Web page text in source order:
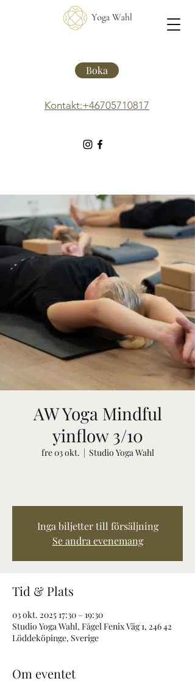
Boka
Kontakt:+46705710817
AW Yoga Mindful
yinflow 3/10
fre 03 okt.
  |
Studio Yoga Wahl
Inga biljetter till försäljning
Se andra evenemang
Tid & Plats
03 okt. 2025 17:30 – 19:30
Studio Yoga Wahl, Fågel Fenix Väg 1, 246 42
Löddeköpinge, Sverige
Om eventet